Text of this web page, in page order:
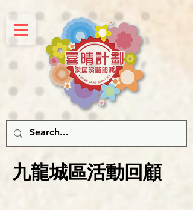
​九龍城區活動回顧